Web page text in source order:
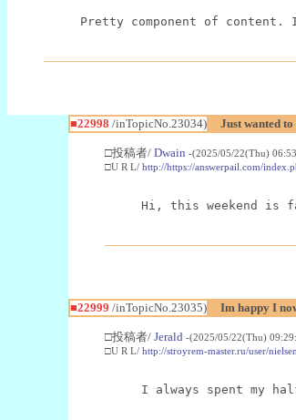
Pretty component of
■22998 /inTopicNo.23034) Just wanted
□投稿者/ Dwain -(2025/05/22(Thu)
□U R L/ http://https://answerpail.com/
Hi, this weekend is
■22999 /inTopicNo.23035) Im happy I
□投稿者/ Jerald -(2025/05/22(Thu)
□U R L/ http://stroyrem-master.ru/user/
I always spent my